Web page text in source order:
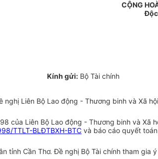
CỘNG
Kính gửi:Bộ Tài chính
Liên Bộ Lao động - Thương binh và Xã
của Liên Bộ Lao động - Thương binh và Xã
TTLT-BLĐTBXH-BTC và báo cáo quyết
Cần Thơ. Đề nghị Bộ Tài chính tham